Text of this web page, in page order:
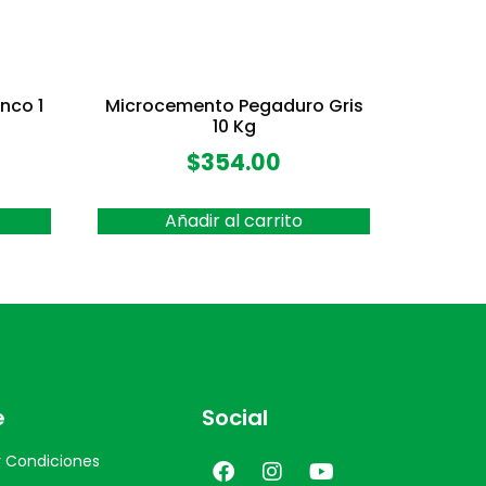
1
Microcemento Pegaduro Gris
10 Kg
$354.00
Añadir al carrito
Social